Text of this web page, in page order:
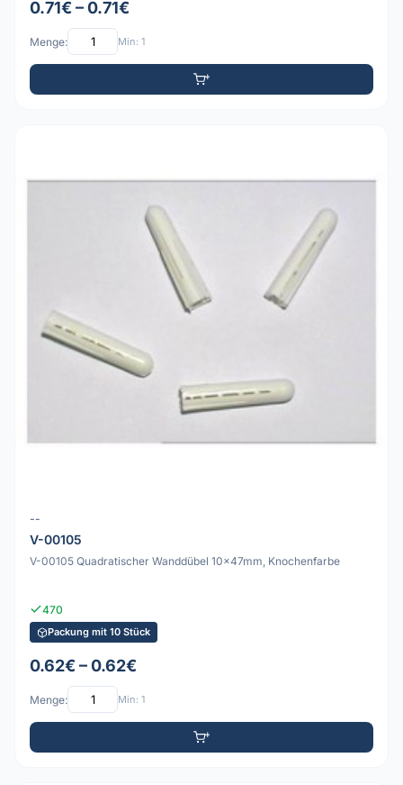
0.71€ – 0.71€
Menge: Min: 1
--
V-00105
V-00105 Quadratischer Wanddübel 10x47mm, Knochenfarbe
470
Packung mit 10 Stück
0.62€ – 0.62€
Menge: Min: 1